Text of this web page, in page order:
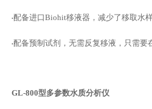
•配备进口 Biohit移液器，减少了移取水
•配备预制试剂，无需反复移液，只需要
GL-800型多参数水质分析仪